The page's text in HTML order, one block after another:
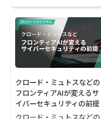
クロード・ミュトスなどの
フロンティアAIが変えるサ
イバーセキュリティの前提
クロード・ミュトスなどの